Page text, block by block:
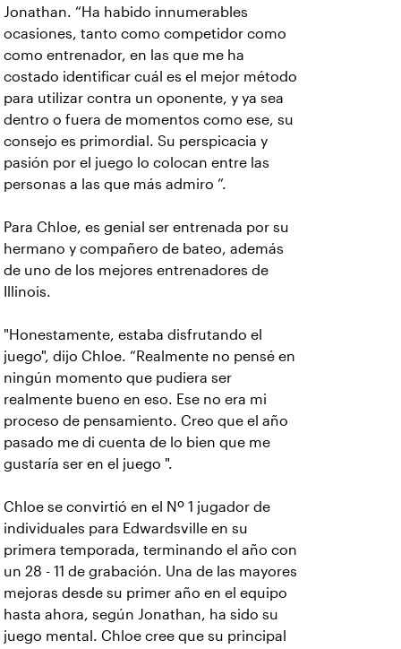
Jonathan. “Ha habido innumerables
ocasiones, tanto como competidor como
como entrenador, en las que me ha
costado identificar cuál es el mejor método
para utilizar contra un oponente, y ya sea
dentro o fuera de momentos como ese, su
consejo es primordial. Su perspicacia y
pasión por el juego lo colocan entre las
personas a las que más admiro ”.
Para Chloe, es genial ser entrenada por su
hermano y compañero de bateo, además
de uno de los mejores entrenadores de
Illinois.
"Honestamente, estaba disfrutando el
juego", dijo Chloe. “Realmente no pensé en
ningún momento que pudiera ser
realmente bueno en eso. Ese no era mi
proceso de pensamiento. Creo que el año
pasado me di cuenta de lo bien que me
gustaría ser en el juego ".
Chloe se convirtió en el Nº 1 jugador de
individuales para Edwardsville en su
primera temporada, terminando el año con
un 28 - 11 de grabación. Una de las mayores
mejoras desde su primer año en el equipo
hasta ahora, según Jonathan, ha sido su
juego mental. Chloe cree que su principal